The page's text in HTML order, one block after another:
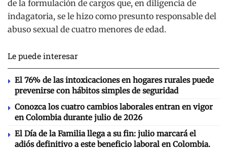
de la formulación de cargos que, en diligencia de
indagatoria, se le hizo como presunto responsable del
abuso sexual de cuatro menores de edad.
Le puede interesar
El 76% de las intoxicaciones en hogares rurales puede
prevenirse con hábitos simples de seguridad
Conozca los cuatro cambios laborales entran en vigor
en Colombia durante julio de 2026
El Día de la Familia llega a su fin: julio marcará el
adiós definitivo a este beneficio laboral en Colombia.